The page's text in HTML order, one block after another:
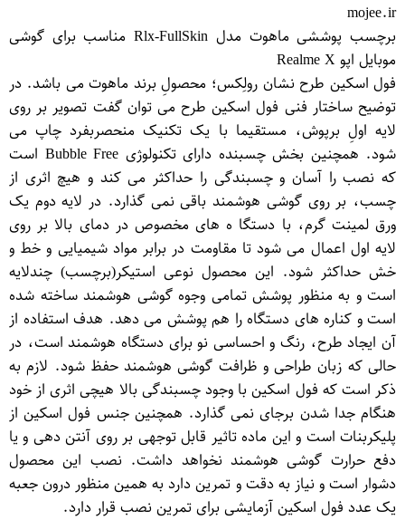
mojee.ir
برچسب پوششی ماهوت مدل Rlx-FullSkin مناسب برای گوشی
موبایل اپو Realme X
فول اسکین طرح نشان رولِکس؛ محصولِ برند ماهوت می باشد. در
توضیح ساختار فنی فول اسکین طرح می توان گفت تصویر بر روی
لایه اولِ برپوش، مستقیما با یک تکنیک منحصربفرد چاپ می
شود. همچنین بخش چسبنده دارای تکنولوژی Bubble Free است
که نصب را آسان و چسبندگی را حداکثر می کند و هیچ اثری از
چسب، بر روی گوشی هوشمند باقی نمی گذارد. در لایه دوم یک
ورق لمینت گرم، با دستگا ه های مخصوص در دمای بالا بر روی
لایه اول اعمال می شود تا مقاومت در برابر مواد شیمیایی و خط و
خش حداکثر شود. این محصول نوعی استیكر(برچسب) چندلایه
است و به منظور پوشش تمامی وجوه گوشی هوشمند ساخته شده
است و كناره های دستگاه را هم پوشش می دهد. هدف استفاده از
آن ایجاد طرح، رنگ و احساسی نو برای دستگاه هوشمند است، در
حالی كه زبان طراحی و ظرافت گوشی هوشمند حفظ شود. لازم به
ذکر است که فول اسکین با وجود چسبندگی بالا هیچی اثری از خود
هنگام جدا شدن برجای نمی گذارد. همچنین جنس فول اسکین از
پلیكربنات است و این ماده تاثیر قابل توجهی بر روی آنتن دهی و یا
دفع حرارت گوشی هوشمند نخواهد داشت. نصب این محصول
دشوار است و نیاز به دقت و تمرین دارد به همین منظور درون جعبه
یک عدد فول اسکین آزمایشی برای تمرین نصب قرار دارد.